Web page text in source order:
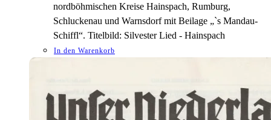
nordböhmischen Kreise Hainspach, Rumburg,
Schluckenau und Warnsdorf mit Beilage „`s Mandau-
Schiffl“. Titelbild: Silvester Lied - Hainspach
In den Warenkorb